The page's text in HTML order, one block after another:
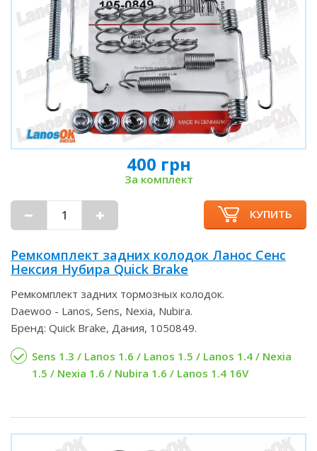
400 грн
За комплект
КУПИТЬ
Ремкомплект задних колодок Ланос Сенс
Нексия Нубира Quick Brake
Ремкомплект задних тормозных колодок.
Daewoo - Lanos, Sens, Nexia, Nubira.
Бренд: Quick Brake, Дания, 1050849.
Sens 1.3 / Lanos 1.6 / Lanos 1.5 / Lanos 1.4 / Nexia
1.5 / Nexia 1.6 / Nubira 1.6 / Lanos 1.4 16V